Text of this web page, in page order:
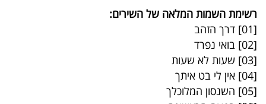
שיתופי
פעולה
רשימת השמות המלאה של השירים:
[01] דרך הזהב
[02] בואי נפרד
[03] שעות לא שעות
[04] אין לי בט איתך
[05] השנסון המלוכלך